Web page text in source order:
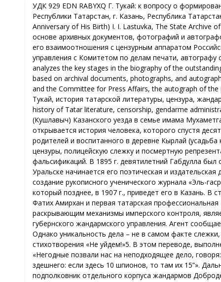
УДК 929 EDN RABYXQ Г. Тукай: к вопросу о
Республики Татарстан, г. Казань, Республика
Anniversary of His Birth) I. I. Lastuvka, The State Archive
основе архивных документов, фотографий и
его взаимоотношения с цензурным аппаратом
управления с Комитетом по делам печати,
analyzes the key stages in the biography of the
based on archival documents, photographs, and
and the Committee for Press Affairs, the autograph of
Тукай, история татарской литературы, цензура,
history of Tatar literature, censorship, gendarme
(Кушлавыч) Казанского уезда в семье имама
открывается история человека, которого спустя
родителей и воспитанного в деревне Кырлай
цензуры, полицейскую слежку и посмертную
фальсификаций. В 1895 г. девятилетний Габдулла
Уральске начинается его поэтическая и
создание рукописного ученического журнала «Эль-
который позднее, в 1907 г., приведет его в Казань. В
Фатих Амирхан и первая татарская
раскрывающим механизмы имперского контроля,
губернского жандармского управления. Агент
Однако уникальность дела – не в самом факте
стихотворения «Не уйдем!»5. В этом переводе,
«Негодные позвали нас на неподходящее дело,
здешнего: если здесь 10 шпионов, то там их 15”».
подполковник отдельного корпуса жандармов